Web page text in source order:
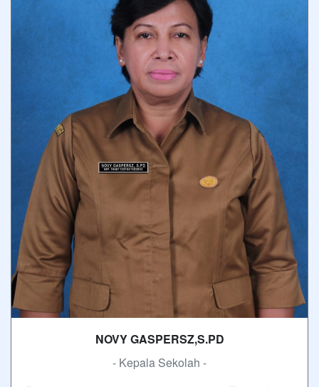
NOVY GASPERSZ,S.PD
- Kepala Sekolah -